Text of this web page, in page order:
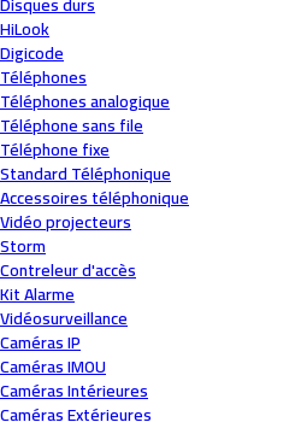
HiLook
Digicode
Téléphones
Téléphones analogique
Téléphone sans file
Téléphone fixe
Standard Téléphonique
Accessoires téléphonique
Vidéo projecteurs
Storm
Contreleur d'accès
Kit Alarme
Vidéosurveillance
Caméras IP
Caméras IMOU
Caméras Intérieures
Caméras Extérieures